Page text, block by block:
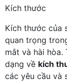
Kích thước
Kích thước của
quan trọng
mắt và hài hòa.
dạng về kích
các yêu cầu và